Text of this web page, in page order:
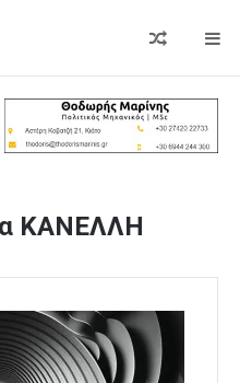
ΚΑΝΕΛΛΗ